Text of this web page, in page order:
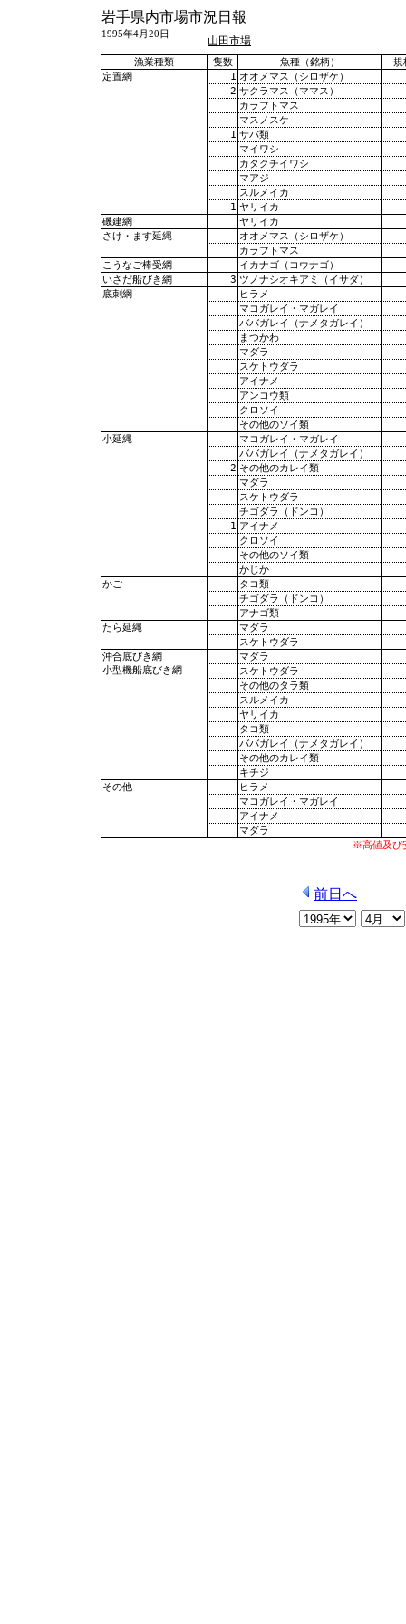
岩手県内市場市況日報
1995年4月20日
山田市場
漁業種類 隻数 魚種（銘柄）
規
定置網
1 オオメマス（シロザケ）
2 サクラマス（ママス）
カラフトマス
マスノスケ
1 サバ類
マイワシ
カタクチイワシ
マアジ
スルメイカ
1 ヤリイカ
磯建網 ヤリイカ
さけ・ます延縄
オオメマス（シロザケ）
カラフトマス
こうなご棒受網 イカナゴ（コウナゴ）
いさだ船びき網 3 ツノナシオキアミ（イサダ）
底刺網
ヒラメ
マコガレイ・マガレイ
ババガレイ（ナメタガレイ）
まつかわ
マダラ
スケトウダラ
アイナメ
アンコウ類
クロソイ
その他のソイ類
小延縄
マコガレイ・マガレイ
ババガレイ（ナメタガレイ）
2 その他のカレイ類
マダラ
スケトウダラ
チゴダラ（ドンコ）
1 アイナメ
クロソイ
その他のソイ類
かじか
かご
タコ類
チゴダラ（ドンコ）
アナゴ類
たら延縄
マダラ
スケトウダラ
沖合底びき網 マダラ
小型機船底びき網
スケトウダラ
その他のタラ類
スルメイカ
ヤリイカ
タコ類
ババガレイ（ナメタガレイ）
その他のカレイ類
キチジ
その他
ヒラメ
マコガレイ・マガレイ
アイナメ
マダラ
※高値及び
前日へ